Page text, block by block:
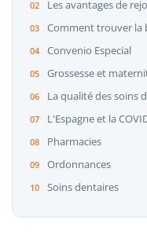
Les avantages de
Comment trouver la
Convenio Especial
Grossesse et
La qualité des soins
L'Espagne et la
Pharmacies
Ordonnances
Soins dentaires